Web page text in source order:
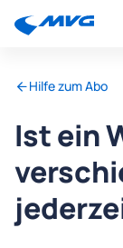
Hilfe zum Abo
Ist ein